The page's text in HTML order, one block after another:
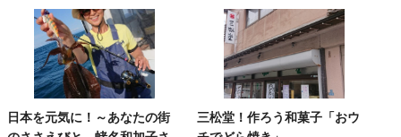
日本を元気に！～あなたの街
三松堂！作ろう和菓子「おウ